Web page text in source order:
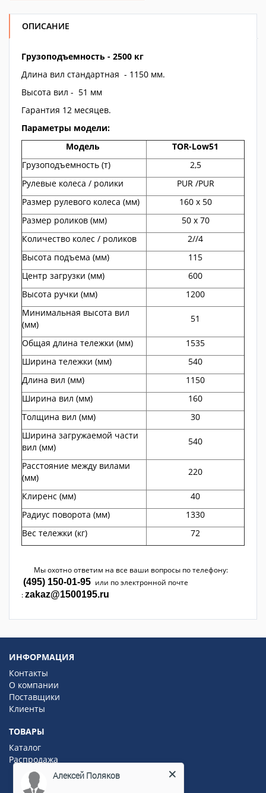
ОПИСАНИЕ
Грузоподъемность - 2500 кг
Длина вил стандартная - 1150 мм.
Высота вил - 51 мм
Гарантия 12 месяцев.
Параметры модели:
Модель
TOR-Low51
Грузоподъемность (т)
2,5
Рулевые колеса / ролики
PUR /PUR
Размер рулевого колеса (мм)
160 х 50
Размер роликов (мм)
50 х 70
Количество колес / роликов
2//4
Высота подъема (мм)
115
Центр загрузки (мм)
600
Высота ручки (мм)
1200
Минимальная высота вил
(мм)
51
Общая длина тележки (мм)
1535
Ширина тележки (мм)
540
Длина вил (мм)
1150
Ширина вил (мм)
160
Толщина вил (мм)
30
Ширина загружаемой части
вил (мм)
540
Расстояние между вилами
(мм)
220
Клиренс (мм)
40
Радиус поворота (мм)
1330
Вес тележки (кг)
72
Мы охотно ответим на все ваши вопросы по телефону:
(495) 150-01-95 или по электронной почте
:zakaz@1500195.ru
ИНФОРМАЦИЯ
Контакты
О компании
Поставщики
Клиенты
ТОВАРЫ
Каталог
Распродажа
Алексей Поляков